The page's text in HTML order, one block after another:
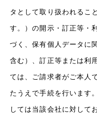
タとして取り扱われるこ
す。）の開示・訂正等・
づく、保有個人データに
含む）、訂正等または利
ては、ご請求者がご本人
たうえで手続を行います
しては当該会社に対して